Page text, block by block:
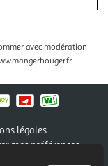
avec modération
légales
mes préférences